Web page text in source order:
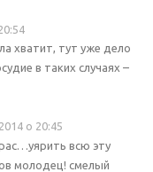
хватит, тут уже дело
в таких случаях –
о 20:45
всю эту
молодец! смелый